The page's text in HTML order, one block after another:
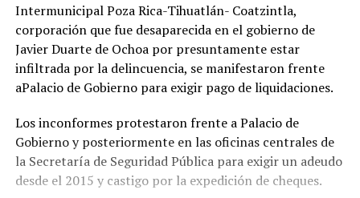
Intermunicipal Poza Rica-Tihuatlán- Coatzintla,
corporación que fue desaparecida en el gobierno de
Javier Duarte de Ochoa por presuntamente estar
infiltrada por la delincuencia, se manifestaron frente
aPalacio de Gobierno para exigir pago de liquidaciones.
Los inconformes protestaron frente a Palacio de
Gobierno y posteriormente en las oficinas centrales de
la Secretaría de Seguridad Pública para exigir un adeudo
desde el 2015 y castigo por la expedición de cheques.